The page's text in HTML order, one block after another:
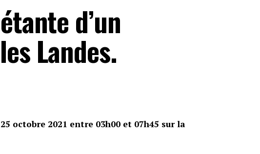
d’un
Landes.
octobre 2021 entre 03h00 et 07h45 sur la